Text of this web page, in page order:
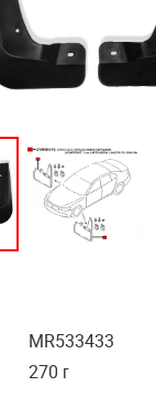
MR533433
270 г